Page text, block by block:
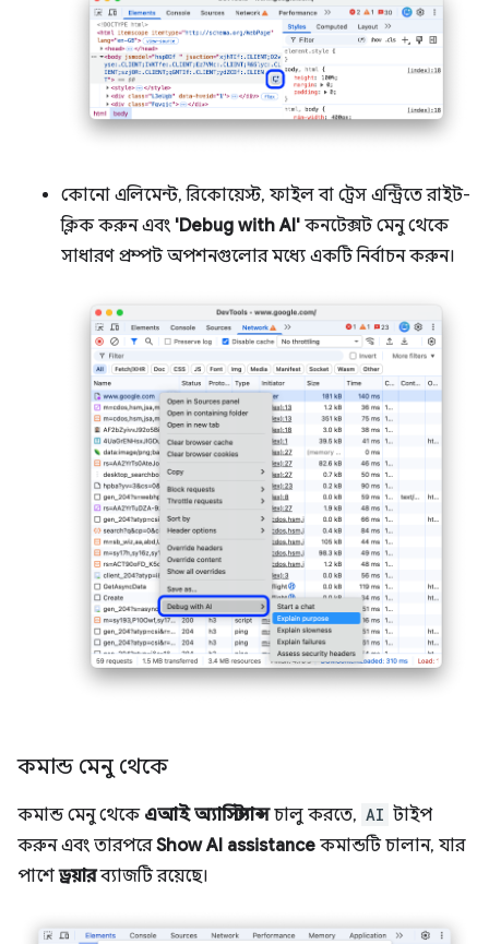
কোনো এলিমেন্ট, রিকোয়েস্ট, ফাইল বা ট্রেস এন্ট্রিতে রাইট-
ক্লিক করুন এবং 'Debug with AI' কনটেক্সট মেনু থেকে
সাধারণ প্রম্পট অপশনগুলোর মধ্যে একটি নির্বাচন করুন।
কমান্ড মেনু থেকে
কমান্ড মেনু থেকে এআই অ্যাসিস্ট্যান্সচালু করতে, AI টাইপ
করুন এবং তারপরেShow AI assistance কমান্ডটি চালান, যার
পাশেড্রয়ারব্যাজটি রয়েছে।